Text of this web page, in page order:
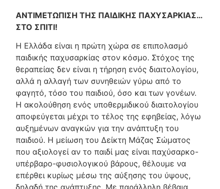
ΑΝΤΙΜΕΤΩΠΙΣΗ ΤΗΣ ΠΑΙΔΙΚΗΣ ΠΑΧΥΣΑΡΚΙΑΣ…
ΣΤΟ ΣΠΙΤΙ!
Η Ελλάδα είναι η πρώτη χώρα σε επιπολασμό
παιδικής παχυσαρκίας στον κόσμο. Στόχος της
θεραπείας δεν είναι η τήρηση ενός διαιτολογίου,
αλλά η αλλαγή των συνηθειών γύρω από το
φαγητό, τόσο του παιδιού, όσο και των γονέων.
Η ακολούθηση ενός υποθερμιδικού διαιτολογίου
αποφεύγεται μέχρι το τέλος της εφηβείας, λόγω
αυξημένων αναγκών για την ανάπτυξη του
παιδιού. Η μείωση του Δείκτη Μάζας Σώματος
που αξιολογεί αν το παιδί μας είναι παχύσαρκο-
υπέρβαρο-φυσιολογικού βάρους, θέλουμε να
επέρθει κυρίως μέσω της αύξησης του ύψους,